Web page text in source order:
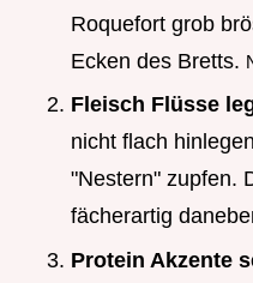
Roquefort grob
Ecken des Bretts.
Fleisch Flüsse
nicht flach
"Nestern" zupfen.
fächerartig
Protein Akzente